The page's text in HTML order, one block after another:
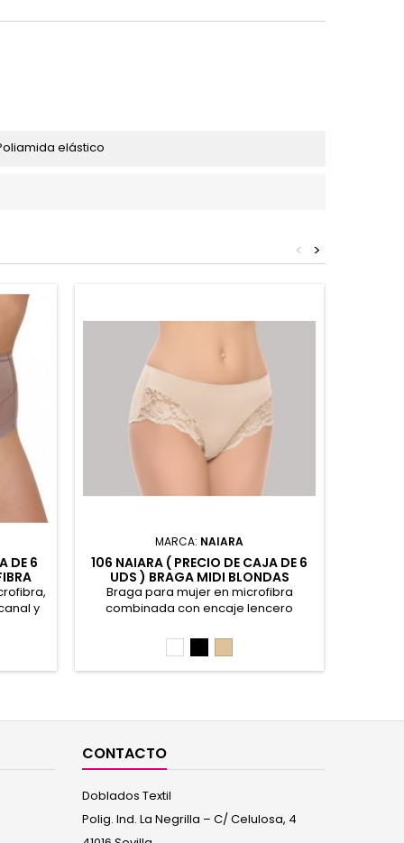
elástico
>
<
DE 6
y
MARCA: NAIARA
106 NAIARA ( PRECIO DE CAJA DE 6
UDS ) BRAGA MIDI BLONDAS
INVISIBLE
Braga para mujer en microfibra
combinada con encaje lencero
todo el camal. Contiene rizo en la zona
intima. ( PRECIO DE CAJA DE 6 UDS ) 95%
Poliamida 5% Elastano
CONTACTO
Doblados Textil
Polig. Ind. La Negrilla – C/ Celulosa, 4